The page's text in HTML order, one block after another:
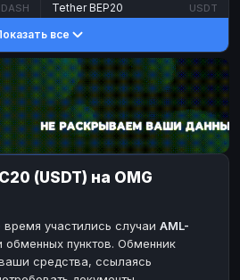
DASH
TON
DOGE
TRON
BCH
ETC
XRP
Tether BEP20 USDT
DASH
Toncoin TON
Dogecoin DOGE
TRX TRON
Bitcoin Cash BCH
BinanceCoin
Ripple
все
(USDT) на OMG
участились случаи AML-
обменных пунктов. Обменник
средства, ссылаясь